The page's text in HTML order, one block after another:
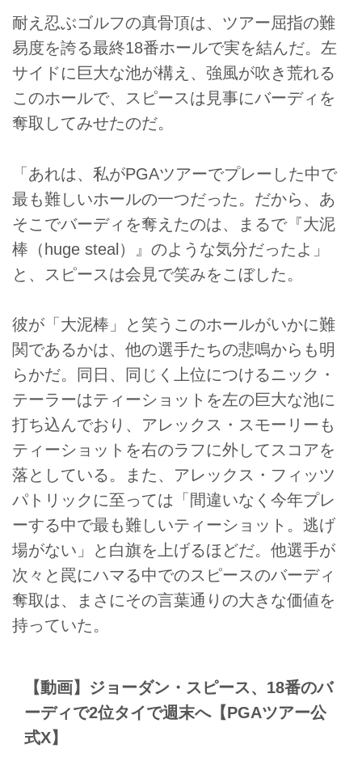
耐え忍ぶゴルフの真骨頂は、ツアー屈指の難
易度を誇る最終18番ホールで実を結んだ。左
サイドに巨大な池が構え、強風が吹き荒れる
このホールで、スピースは見事にバーディを
奪取してみせたのだ。
「あれは、私がPGAツアーでプレーした中で
最も難しいホールの一つだった。だから、あ
そこでバーディを奪えたのは、まるで『大泥
棒（huge steal）』のような気分だったよ」
と、スピースは会見で笑みをこぼした。
彼が「大泥棒」と笑うこのホールがいかに難
関であるかは、他の選手たちの悲鳴からも明
らかだ。同日、同じく上位につけるニック・
テーラーはティーショットを左の巨大な池に
打ち込んでおり、アレックス・スモーリーも
ティーショットを右のラフに外してスコアを
落としている。また、アレックス・フィッツ
パトリックに至っては「間違いなく今年プレ
ーする中で最も難しいティーショット。逃げ
場がない」と白旗を上げるほどだ。他選手が
次々と罠にハマる中でのスピースのバーディ
奪取は、まさにその言葉通りの大きな価値を
持っていた。
【動画】ジョーダン・スピース、18番のバ
ーディで2位タイで週末へ【PGAツアー公
式X】